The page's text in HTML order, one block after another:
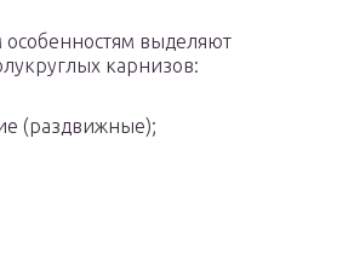
выделяют
карнизов:
(раздвижные);